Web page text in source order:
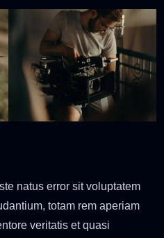
natus error sit voluptatem
totam rem aperiam
veritatis et quasi